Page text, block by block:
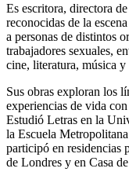
Es escritora, directora
reconocidas de la
a personas de distintos
trabajadores sexuales,
cine, literatura, música y
Sus obras exploran los
experiencias de vida
Estudió Letras en la
la Escuela
participó en residencias
de Londres y en Casa